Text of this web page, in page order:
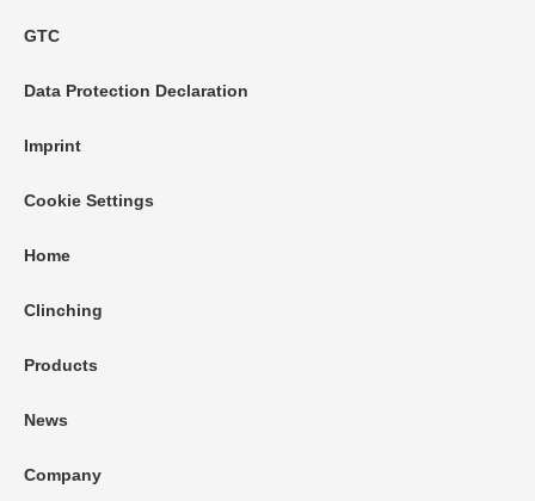
GTC
Data Protection Declaration
Imprint
Cookie Settings
Home
Clinching
Products
News
Company